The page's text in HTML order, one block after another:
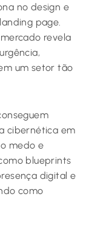
no design e
landing page.
revela
um setor tão
cibernética em
medo e
blueprints
digital e
como